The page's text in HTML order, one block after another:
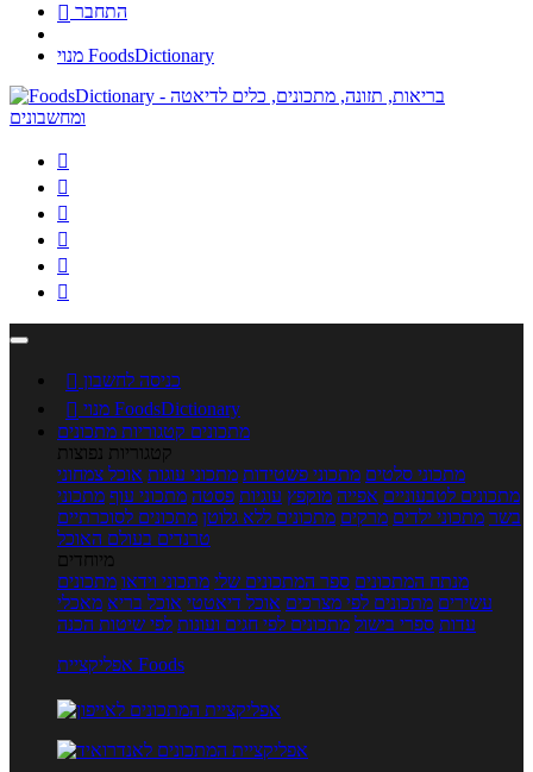
 התחבר
מנוי FoodsDictionary






 כניסה לחשבון

מנוי FoodsDictionary
מתכונים קטגוריות מתכונים
קטגוריות נפוצות
מתכוני סלטים מתכוני פשטידות מתכוני עוגות אוכל צמחוני
מתכונים לטבעוניים אפייה מוקפץ עוגיות פסטה מתכוני עוף מתכוני
בשר מתכוני ילדים מרקים מתכונים ללא גלוטן מתכונים לסוכרתיים
טרנדים בעולם האוכל
מיוחדים
מנתח המתכונים ספר המתכונים שלי מתכוני וידאו מתכונים
עשירים מתכונים לפי מצרכים אוכל דיאטטי אוכל בריא מאכלי
עדות ספרי בישול מתכונים לפי חגים ועונות לפי שיטות הכנה
אפליקציית Foods